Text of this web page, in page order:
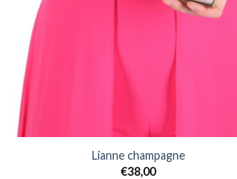
Lianne champagne
€38,00